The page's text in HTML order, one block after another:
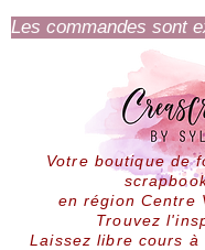
Les commandes sont
Votre boutique de
en région Centre
Trouvez
Laissez libre cours